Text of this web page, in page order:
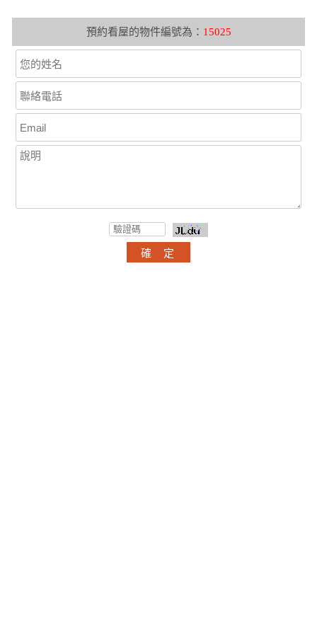
預約看屋的物件編號為： 15025